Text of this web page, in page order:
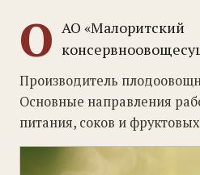
О АО «Малоритский
Производитель
Основные направления
питания, соков и